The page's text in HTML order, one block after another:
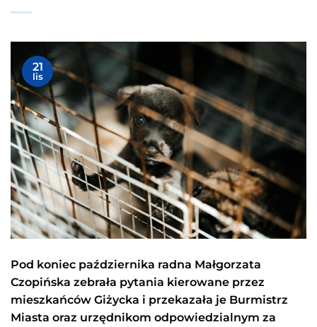
21
lis
Pod koniec października radna Małgorzata
Czopińska zebrała pytania kierowane przez
mieszkańców Giżycka i przekazała je Burmistrz
Miasta oraz urzędnikom odpowiedzialnym za